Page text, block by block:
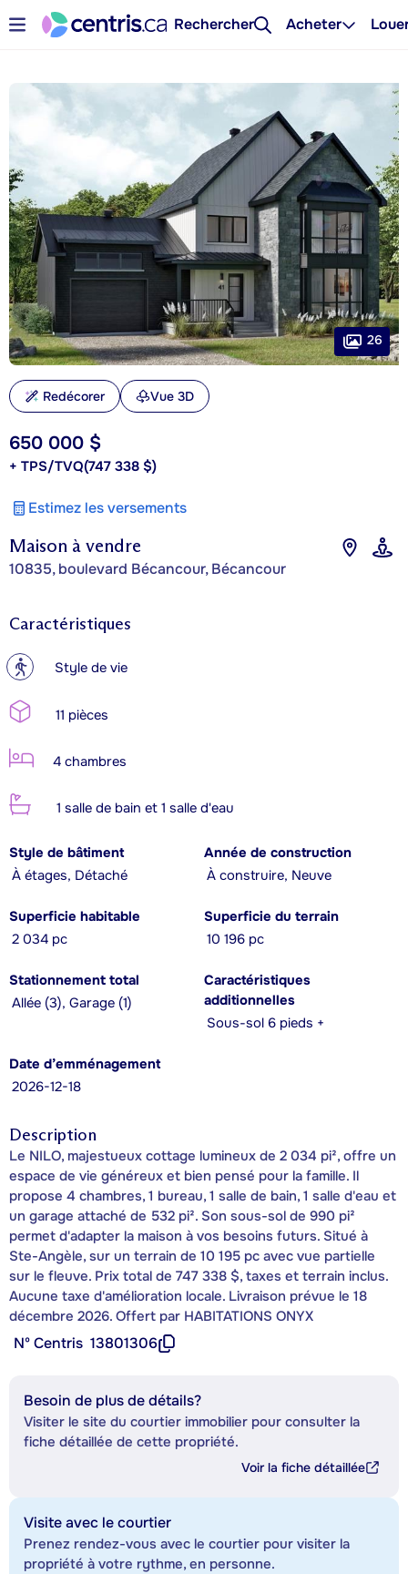
Rechercher Acheter
Maison à vendre
10835, boulevard Bécancour, Bécancour
650 000 $
+ TPS/TVQ(747 338 $)
Estimez les versements
26
Redécorer Vue 3D
Caractéristiques
? Style de vie
11 pièces
4 chambres
1 salle de bain et 1 salle d'eau
Style de bâtiment
À étages, Détaché
Année de construction
À construire, Neuve
Superficie habitable
2 034 pc
Superficie du terrain
10 196 pc
Stationnement total
Allée (3), Garage (1)
Caractéristiques
additionnelles
Sous-sol 6 pieds +
Date d’emménagement
2026-12-18
Description
Le NILO, majestueux cottage lumineux de 2 034 pi², offre un
espace de vie généreux et bien pensé pour la famille. Il
propose 4 chambres, 1 bureau, 1 salle de bain, 1 salle d'eau et
un garage attaché de 532 pi². Son sous-sol de 990 pi²
permet d'adapter la maison à vos besoins futurs. Situé à
Ste-Angèle, sur un terrain de 10 195 pc avec vue partielle
sur le fleuve. Prix total de 747 338 $, taxes et terrain inclus.
Aucune taxe d'amélioration locale. Livraison prévue le 18
décembre 2026. Offert par HABITATIONS ONYX
Nº Centris 13801306
Besoin de plus de détails?
Visiter le site du courtier immobilier pour consulter la
fiche détaillée de cette propriété.
Voir la fiche détaillée
Visite avec le courtier
Prenez rendez-vous avec le courtier pour visiter la
propriété à votre rythme, en personne.